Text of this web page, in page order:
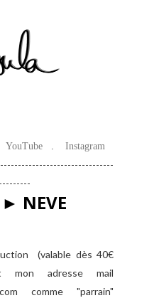
YouTube. Instagram
NEVE
(valable dès 40€
mon adresse mail
comme "parrain"